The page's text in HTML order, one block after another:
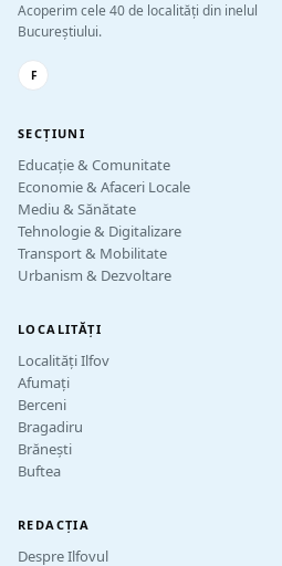
Acoperim cele 40 de localități din inelul
Bucureștiului.
F
SECȚIUNI
Educație & Comunitate
Economie & Afaceri Locale
Mediu & Sănătate
Tehnologie & Digitalizare
Transport & Mobilitate
Urbanism & Dezvoltare
LOCALITĂȚI
Localități Ilfov
Afumați
Berceni
Bragadiru
Brănești
Buftea
REDACȚIA
Despre Ilfovul